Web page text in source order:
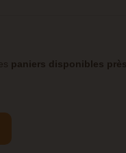
paniers disponibles